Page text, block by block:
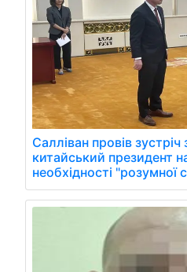
Салліван провів зустріч
китайський президент
необхідності "розумної